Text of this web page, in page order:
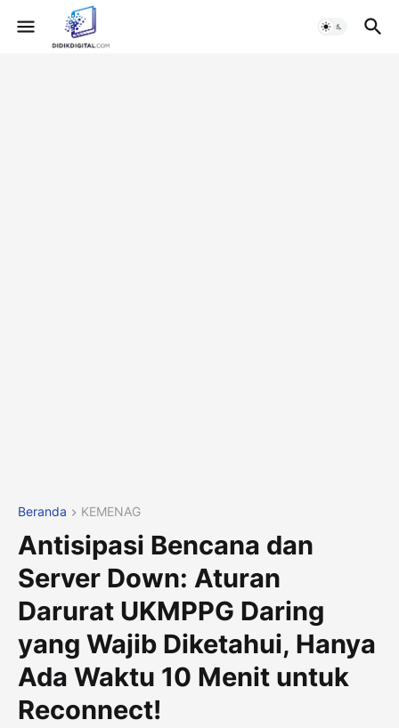
Beranda KEMENAG
Antisipasi Bencana dan
Server Down: Aturan
Darurat UKMPPG Daring
yang Wajib Diketahui, Hanya
Ada Waktu 10 Menit untuk
Reconnect!